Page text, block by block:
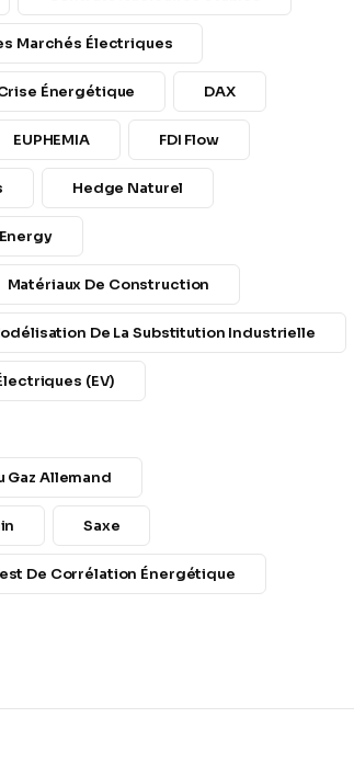
Marchés Électriques
Énergétique DAX
EUPHEMIA FDI Flow
Hedge Naturel
Matériaux De Construction
De La Substitution Industrielle
(EV)
Gaz Allemand
Saxe
De Corrélation Énergétique